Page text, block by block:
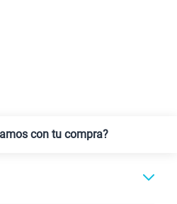
con tu compra?